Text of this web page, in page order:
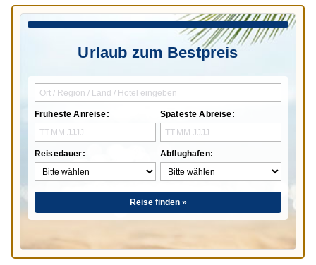
Urlaub zum Bestpreis
Früheste Anreise:
Reisedauer:
Späteste Abreise:
Abflughafen:
Reise finden »